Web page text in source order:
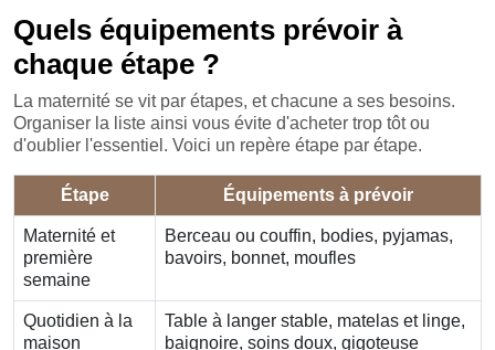
Quels équipements prévoir à
chaque étape ?
La maternité se vit par étapes, et chacune a ses besoins.
Organiser la liste ainsi vous évite d'acheter trop tôt ou
d'oublier l'essentiel. Voici un repère étape par étape.
Étape Équipements à prévoir
Maternité et
première
semaine
Berceau ou couffin, bodies, pyjamas,
bavoirs, bonnet, moufles
Quotidien à la
maison
Table à langer stable, matelas et linge,
baignoire, soins doux, gigoteuse